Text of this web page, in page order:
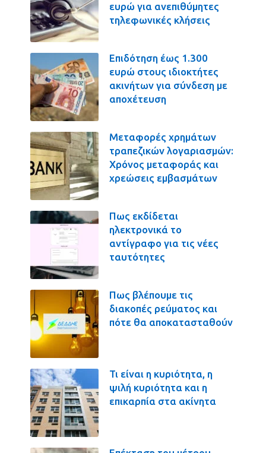
ευρώ για ανεπιθύμητες
τηλεφωνικές κλήσεις
Επιδότηση έως 1.300
ευρώ στους ιδιοκτήτες
ακινήτων για σύνδεση με
αποχέτευση
Μεταφορές χρημάτων
τραπεζικών λογαριασμών:
Χρόνος μεταφοράς και
χρεώσεις εμβασμάτων
Πως εκδίδεται
ηλεκτρονικά το
αντίγραφο για τις νέες
ταυτότητες
Πως βλέπουμε τις
διακοπές ρεύματος και
πότε θα αποκατασταθούν
Τι είναι η κυριότητα, η
ψιλή κυριότητα και η
επικαρπία στα ακίνητα